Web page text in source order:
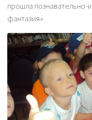
прошла познавательно-
фантазия».